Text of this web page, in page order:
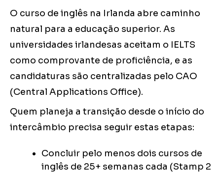
O curso de inglês na Irlanda abre caminho
natural para a educação superior. As
universidades irlandesas aceitam o IELTS
como comprovante de proficiência, e as
candidaturas são centralizadas pelo CAO
(Central Applications Office).
Quem planeja a transição desde o início do
intercâmbio precisa seguir estas etapas:
Concluir pelo menos dois cursos de
inglês de 25+ semanas cada (Stamp 2